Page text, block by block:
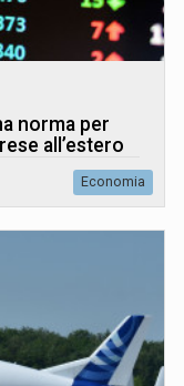
norma per
all’estero
Economia